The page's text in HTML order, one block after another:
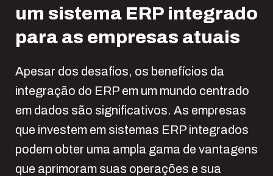
um sistema ERP integrado
para as empresas atuais
Apesar dos desafios, os benefícios da
integração do ERP em um mundo centrado
em dados são significativos. As empresas
que investem em sistemas ERP integrados
podem obter uma ampla gama de vantagens
que aprimoram suas operações e sua